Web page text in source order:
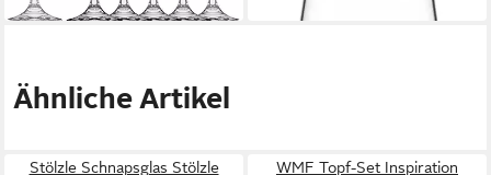
Ähnliche Artikel
Stölzle Schnapsglas Stölzle
WMF Topf-Set Inspiration